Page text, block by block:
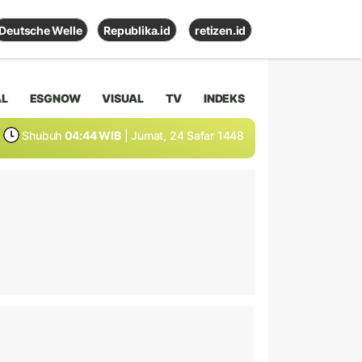
Deutsche Welle Republika.id retizen.id
ESGNOW VISUAL TV INDEKS
Shubuh 04:44 WIB | Jumat, 24 Safar 1448